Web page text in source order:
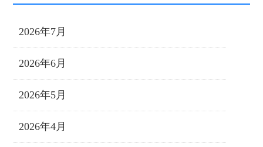
2026年7月
2026年6月
2026年5月
2026年4月